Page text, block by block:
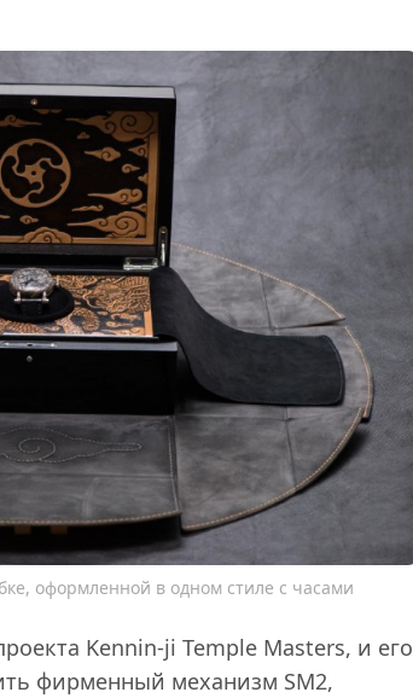
оформленной в одном стиле с часами
Kennin-ji Temple Masters, и его
фирменный механизм SM2,